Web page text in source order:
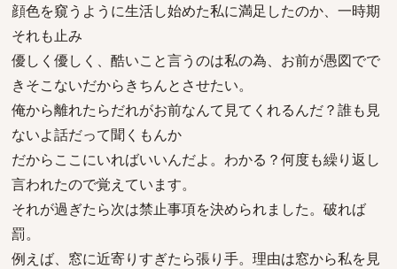
顔色を窺うように生活し始めた私に満足したのか、一時期
それも止み
優しく優しく、酷いこと言うのは私の為、お前が愚図でで
きそこないだからきちんとさせたい。
俺から離れたらだれがお前なんて見てくれるんだ？誰も見
ないよ話だって聞くもんか
だからここにいればいいんだよ。わかる？何度も繰り返し
言われたので覚えています。
それが過ぎたら次は禁止事項を決められました。破れば
罰。
例えば、窓に近寄りすぎたら張り手。理由は窓から私を見